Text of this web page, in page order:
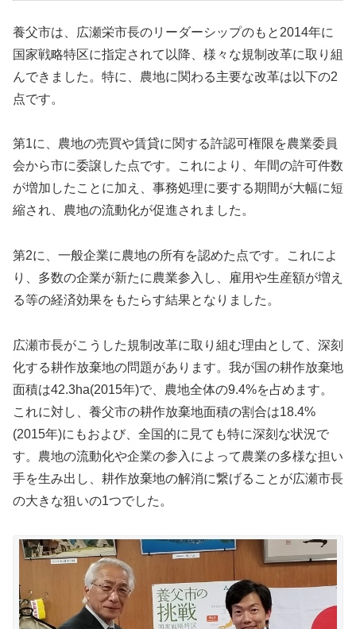
養父市は、広瀬栄市長のリーダーシップのもと2014年に
国家戦略特区に指定されて以降、様々な規制改革に取り組
んできました。特に、農地に関わる主要な改革は以下の2
点です。
第1に、農地の売買や賃貸に関する許認可権限を農業委員
会から市に委譲した点です。これにより、年間の許可件数
が増加したことに加え、事務処理に要する期間が大幅に短
縮され、農地の流動化が促進されました。
第2に、一般企業に農地の所有を認めた点です。これによ
り、多数の企業が新たに農業参入し、雇用や生産額が増え
る等の経済効果をもたらす結果となりました。
広瀬市長がこうした規制改革に取り組む理由として、深刻
化する耕作放棄地の問題があります。我が国の耕作放棄地
面積は42.3ha(2015年)で、農地全体の9.4%を占めます。
これに対し、養父市の耕作放棄地面積の割合は18.4%
(2015年)にもおよび、全国的に見ても特に深刻な状況で
す。農地の流動化や企業の参入によって農業の多様な担い
手を生み出し、耕作放棄地の解消に繋げることが広瀬市長
の大きな狙いの1つでした。